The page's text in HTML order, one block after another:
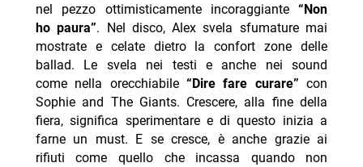
nel pezzo ottimisticamente incoraggiante“Non
ho paura”. Nel disco, Alex svela sfumature mai
mostrate e celate dietro la confort zone delle
ballad. Le svela nei testi e anche nei sound
come nella orecchiabile “Dire fare curare” con
Sophie and The Giants. Crescere, alla fine della
fiera, significa sperimentare e di questo inizia a
farne un must. E se cresce, è anche grazie ai
rifiuti come quello che incassa quando non